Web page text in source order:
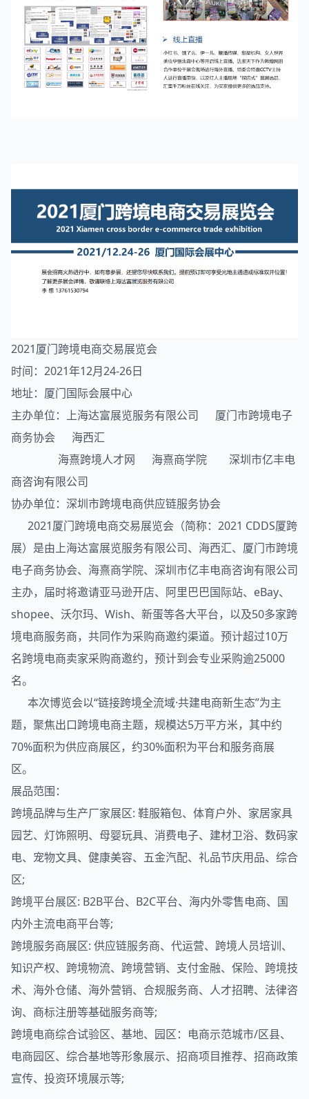
2021厦门跨境电商交易展览会
时间：2021年12月24-26日
地址：厦门国际会展中心
主办单位：上海达富展览服务有限公司 厦门市跨境电子
商务协会 海西汇
海熹跨境人才网 海熹商学院 深圳市亿丰电
商咨询有限公司
协办单位：深圳市跨境电商供应链服务协会
2021厦门跨境电商交易展览会（简称：2021 CDDS厦跨
展）是由上海达富展览服务有限公司、海西汇、厦门市跨境
电子商务协会、海熹商学院、深圳市亿丰电商咨询有限公司
主办，届时将邀请亚马逊开店、阿里巴巴国际站、eBay、
shopee、沃尔玛、Wish、新蛋等各大平台，以及50多家跨
境电商服务商，共同作为采购商邀约渠道。预计超过10万
名跨境电商卖家采购商邀约，预计到会专业采购逾25000
名。
本次博览会以“链接跨境全流域·共建电商新生态”为主
题，聚焦出口跨境电商主题，规模达5万平方米，其中约
70%面积为供应商展区，约30%面积为平台和服务商展
区。
展品范围：
跨境品牌与生产厂家展区: 鞋服箱包、体育户外、家居家具
园艺、灯饰照明、母婴玩具、消费电子、建材卫浴、数码家
电、宠物文具、健康美容、五金汽配、礼品节庆用品、综合
区;
跨境平台展区: B2B平台、B2C平台、海内外零售电商、国
内外主流电商平台等;
跨境服务商展区: 供应链服务商、代运营、跨境人员培训、
知识产权、跨境物流、跨境营销、支付金融、保险、跨境技
术、海外仓储、海外营销、合规服务商、人才招聘、法律咨
询、商标注册等基础服务商等;
跨境电商综合试验区、基地、园区：电商示范城市/区县、
电商园区、综合基地等形象展示、招商项目推荐、招商政策
宣传、投资环境展示等;